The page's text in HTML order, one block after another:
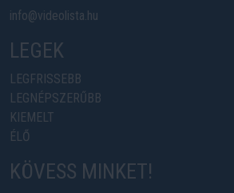
info@videolista.hu
LEGEK
LEGFRISSEBB
LEGNÉPSZERŰBB
KIEMELT
ÉLŐ
KÖVESS MINKET!